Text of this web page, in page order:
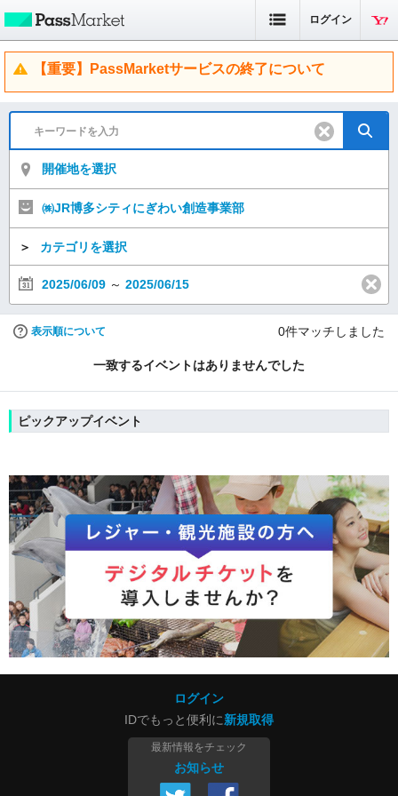
ログイン
【重要】PassMarketサービスの終了について
開催地を選択
㈱JR博多シティにぎわい創造事業部
＞ カテゴリを選択
2025/06/09 ～ 2025/06/15
表示順について 0件マッチしました
一致するイベントはありませんでした
ピックアップイベント
ログイン
IDでもっと便利に新規取得
最新情報をチェック
お知らせ